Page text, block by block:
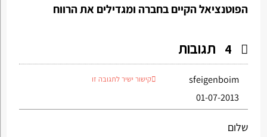
הפוטנציאל הקיים בחברה ומגדילים את הרווח
4 תגובות
sfeigenboim
01-07-2013
קישור ישיר לתגובה זו
שלום